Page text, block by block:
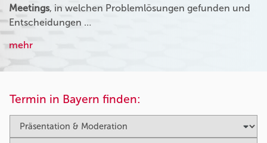
Meetings, in welchen Problemlösungen gefunden und
Entscheidungen …
mehr
Termin in Bayern finden: